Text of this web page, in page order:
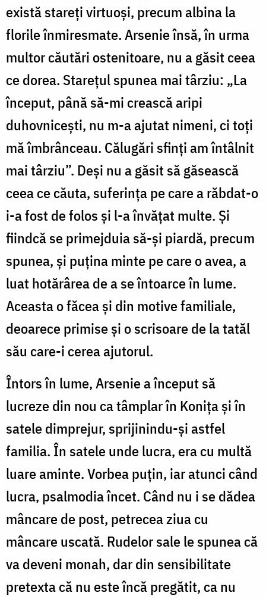
există stareți virtuoși, precum albina la
florile înmiresmate. Arsenie însă, în urma
multor căutări ostenitoare, nu a găsit ceea
ce dorea. Starețul spunea mai târziu: „La
început, până să-mi crească aripi
duhovnicești, nu m-a ajutat nimeni, ci toți
mă îmbrânceau. Călugări sfinți am întâlnit
mai târziu”. Deși nu a găsit să găsească
ceea ce căuta, suferința pe care a răbdat-o
i-a fost de folos și l-a învățat multe. Și
fiindcă se primejduia să-și piardă, precum
spunea, și puțina minte pe care o avea, a
luat hotărârea de a se întoarce în lume.
Aceasta o făcea și din motive familiale,
deoarece primise și o scrisoare de la tatăl
său care-i cerea ajutorul.
Întors în lume, Arsenie a început să
lucreze din nou ca tâmplar în Konița și în
satele dimprejur, sprijinindu-și astfel
familia. În satele unde lucra, era cu multă
luare aminte. Vorbea puțin, iar atunci când
lucra, psalmodia încet. Când nu i se dădea
mâncare de post, petrecea ziua cu
mâncare uscată. Rudelor sale le spunea că
va deveni monah, dar din sensibilitate
pretexta că nu este încă pregătit, ca nu